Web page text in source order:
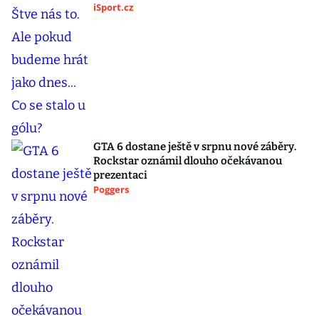
iSport.cz
GTA 6 dostane ještě v srpnu nové záběry.
Rockstar oznámil dlouho očekávanou
prezentaci
Poggers